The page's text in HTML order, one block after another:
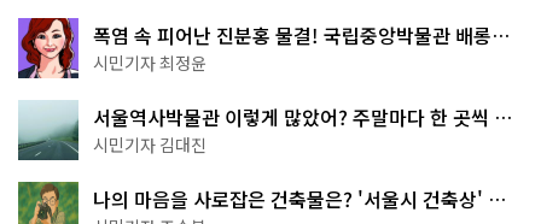
폭염 속 피어난 진분홍 물결! 국립중앙박물관 배롱나
무 명소
시민기자 최정윤
서울역사박물관 이렇게 많았어? 주말마다 한 곳씩 떠
나는 역사 산책
시민기자 김대진
나의 마음을 사로잡은 건축물은? '서울시 건축상' 수